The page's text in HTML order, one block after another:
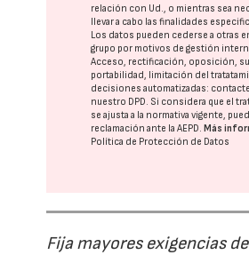
relación con Ud., o mientras sea
llevar a cabo las finalidades
Los datos pueden cederse a otras
grupo por motivos de gestión
Acceso, rectificación, oposición,
portabilidad, limitación del
decisiones automatizadas:
nuestro DPD. Si considera que el
se ajusta a la normativa vigente,
reclamación ante laAEPD.Más
Política de Protección de Datos
Fija mayores exigencias